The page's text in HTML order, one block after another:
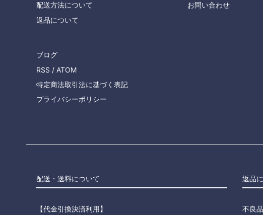
配送方法について
返品について
お問い合わせ
ブログ
RSS / ATOM
特定商法取引法に基づく表記
プライバシーポリシー
配送・送料について
【代金引換決済利用】
返品
不良品